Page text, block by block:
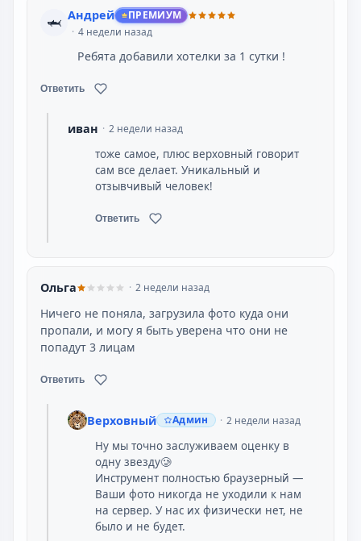
🦈 Андрей
ПРЕМИУМ
4 недели назад
Ребята добавили хотелки за 1 сутки !
Ответить
иван 2 недели назад
тоже самое, плюс верховный говорит
сам все делает. Уникальный и
отзывчивый человек!
Ответить
Ольга 2 недели назад
Ничего не поняла, загрузила фото куда они
пропали, и могу я быть уверена что они не
попадут 3 лицам
Ответить
Верховный Админ 2 недели назад
Ну мы точно заслуживаем оценку в
одну звезду🥲
Инструмент полностью браузерный —
Ваши фото никогда не уходили к нам
на сервер. У нас их физически нет, не
было и не будет.